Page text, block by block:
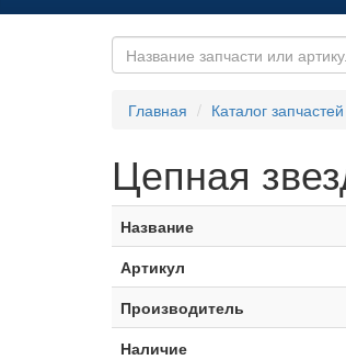
Главная Каталог запчастей
Цепная
Название
Артикул
Производитель
Наличие